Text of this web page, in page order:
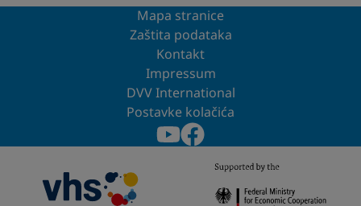
Mapa stranice
Zaštita podataka
Kontakt
Impressum
DVV International
Postavke kolačića